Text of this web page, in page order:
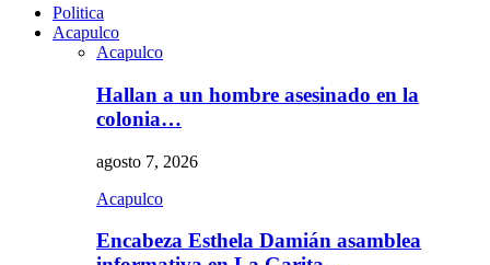
Politica
Acapulco
Acapulco
Hallan a un hombre asesinado en la
colonia…
agosto 7, 2026
Acapulco
Encabeza Esthela Damián asamblea